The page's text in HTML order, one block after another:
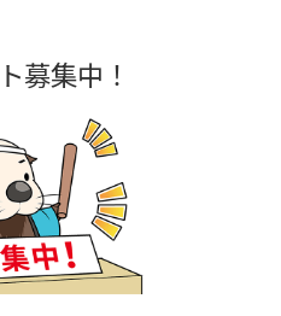
募集中！